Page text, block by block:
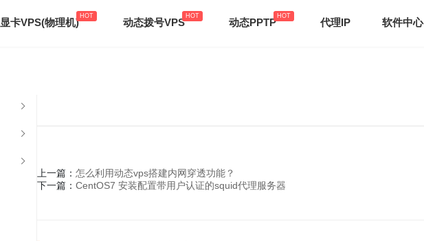
显卡VPS(物理机) 动态拨号VPS 动态PPTP 代理IP 软件中心
上一篇： 怎么利用动态vps搭建内网穿透功能？
下一篇： CentOS7 安装配置带用户认证的squid代理服务器